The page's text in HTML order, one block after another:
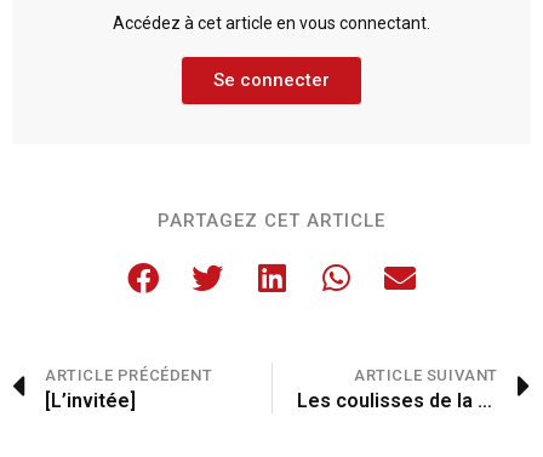
Accédez à cet article en vous connectant.
Se connecter
PARTAGEZ CET ARTICLE
ARTICLE PRÉCÉDENT
[L’invitée]
ARTICLE SUIVANT
Les coulisses de la châtaigne à travers le portable